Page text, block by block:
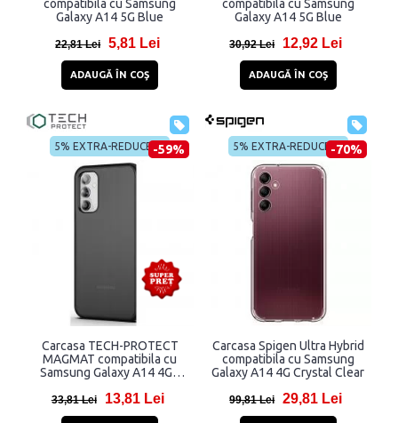
compatibila cu Samsung
Galaxy A14 5G Blue
22,81 Lei 5,81 Lei
ADAUGĂ ÎN COŞ
compatibila cu Samsung
Galaxy A14 5G Blue
30,92 Lei 12,92 Lei
ADAUGĂ ÎN COŞ
5% EXTRA-REDUCERE-59%
Carcasa TECH-PROTECT
MAGMAT compatibila cu
Samsung Galaxy A14 4G /
33,81 Lei 13,81 Lei
5% EXTRA-REDUCERE-70%
Carcasa Spigen Ultra Hybrid
compatibila cu Samsung
Galaxy A14 4G Crystal Clear
99,81 Lei 29,81 Lei